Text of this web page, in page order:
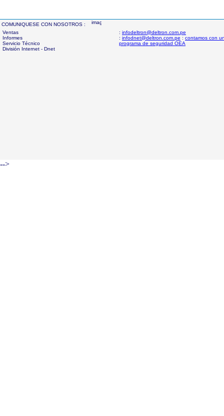
COMUNIQUESE CON NOSOTROS :
Ventas
Informes
Servicio Técnico
División Internet - Dnet
: infodeltron@deltron.com.pe
: infodnet@deltron.com.pe : contamos con
programa de seguridad OEA
-->